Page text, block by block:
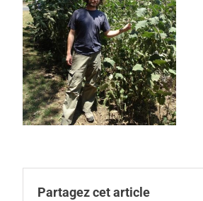
Partagez cet article